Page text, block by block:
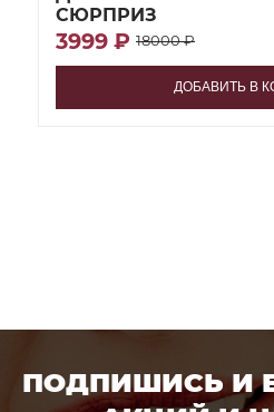
СЮРПРИЗ
3999 ₽ 18000 ₽
ДОБАВИТЬ В
ПОДПИШИСЬ И